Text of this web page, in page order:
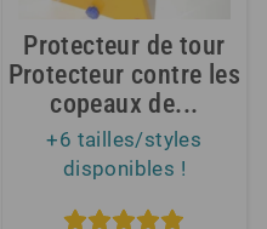
Protecteur de tour
Protecteur contre les
copeaux de...
+6 tailles/styles
disponibles !